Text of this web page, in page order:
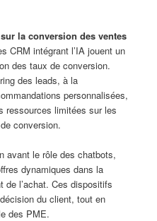
la conversion des ventes
CRM intégrant l’IA jouent un
des taux de conversion.
des leads, à la
personnalisées,
ressources limitées sur les
conversion.
avant le rôle des chatbots,
dynamiques dans la
de l’achat. Ces dispositifs
du client, tout en
des PME.